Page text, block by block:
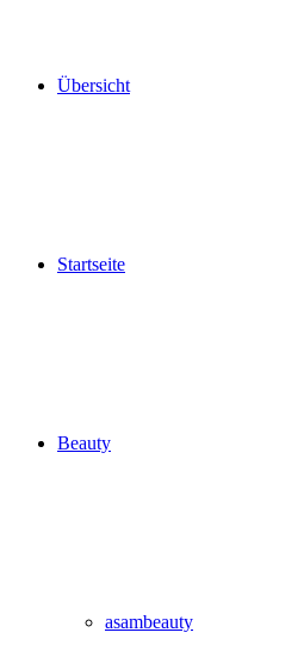
Übersicht
Startseite
Beauty
asambeauty